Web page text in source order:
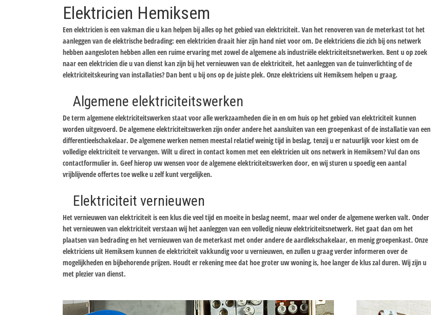
Elektricien Hemiksem
Een elektricien is een vakman die u kan helpen bij alles op het gebied van elektriciteit. Van het renoveren van de meterkast tot het
aanleggen van de elektrische bedrading: een elektricien draait hier zijn hand niet voor om. De elektriciens die zich bij ons netwerk
hebben aangesloten hebben allen een ruime ervaring met zowel de algemene als industriële elektriciteitsnetwerken. Bent u op zoek
naar een elektricien die u van dienst kan zijn bij het vernieuwen van de elektriciteit, het aanleggen van de tuinverlichting of de
elektriciteitskeuring van installaties? Dan bent u bij ons op de juiste plek. Onze elektriciens uit Hemiksem helpen u graag.
Algemene elektriciteitswerken
De term algemene elektriciteitswerken staat voor alle werkzaamheden die in en om huis op het gebied van elektriciteit kunnen
worden uitgevoerd. De algemene elektriciteitswerken zijn onder andere het aansluiten van een groepenkast of de installatie van een
differentieelschakelaar. De algemene werken nemen meestal relatief weinig tijd in beslag, tenzij u er natuurlijk voor kiest om de
volledige elektriciteit te vervangen. Wilt u direct in contact komen met een elektricien uit ons netwerk in Hemiksem? Vul dan ons
contactformulier in. Geef hierop uw wensen voor de algemene elektriciteitswerken door, en wij sturen u spoedig een aantal
vrijblijvende offertes toe welke u zelf kunt vergelijken.
Elektriciteit vernieuwen
Het vernieuwen van elektriciteit is een klus die veel tijd en moeite in beslag neemt, maar wel onder de algemene werken valt. Onder
het vernieuwen van elektriciteit verstaan wij het aanleggen van een volledig nieuw elektriciteitsnetwerk. Het gaat dan om het
plaatsen van bedrading en het vernieuwen van de meterkast met onder andere de aardlekschakelaar, en menig groepenkast. Onze
elektriciens uit Hemiksem kunnen de elektriciteit vakkundig voor u vernieuwen, en zullen u graag verder informeren over de
mogelijkheden en bijbehorende prijzen. Houdt er rekening mee dat hoe groter uw woning is, hoe langer de klus zal duren. Wij zijn u
met plezier van dienst.